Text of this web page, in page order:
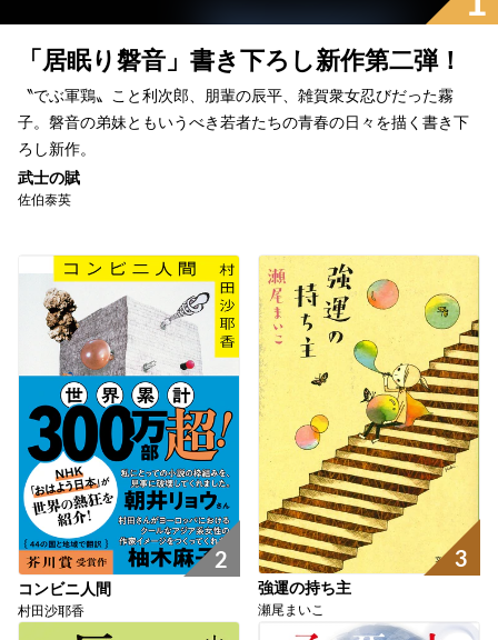
「居眠り磐音」書き下ろし新作第二弾！
〝でぶ軍鶏〟こと利次郎、朋輩の辰平、雑賀衆女忍びだった霧
子。磐音の弟妹ともいうべき若者たちの青春の日々を描く書き下
ろし新作。
武士の賦
佐伯泰英
2
コンビニ人間
村田沙耶香
3
強運の持ち主
瀬尾まいこ